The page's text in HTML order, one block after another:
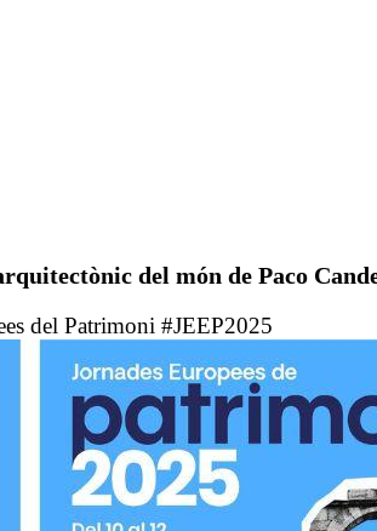
del món de Paco
del Patrimoni #JEEP2025